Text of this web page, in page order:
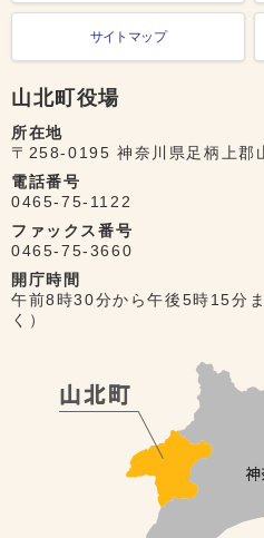
サイトマップ
山北町役場
所在地
〒258-0195 神奈川県足柄上郡
電話番号
0465-75-1122
ファックス番号
0465-75-3660
開庁時間
午前8時30分から午後5時15分
く）